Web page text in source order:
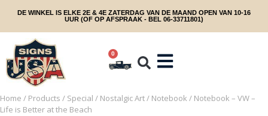
DE WINKEL IS ELKE 2E & 4E ZATERDAG VAN DE MAAND OPEN VAN 10-16
UUR (OF OP AFSPRAAK - BEL 06-33711801)
0
Home / Products / Special / Nostalgic Art/ Notebook / Notebook – VW –
Life is Better at the Beach